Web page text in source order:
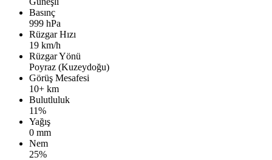
Basınç
999 hPa
Rüzgar Hızı
19 km/h
Rüzgar Yönü
Poyraz (Kuzeydoğu)
Görüş Mesafesi
10+ km
Bulutluluk
11%
Yağış
0 mm
Nem
25%